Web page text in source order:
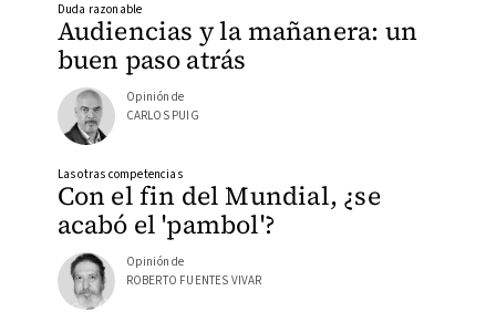
Audiencias y la mañanera: un
buen paso atrás
Duda razonable
Opinión de
CARLOS PUIG
Con el fin del Mundial, ¿se
acabó el 'pambol'?
Las otras competencias
Opinión de
ROBERTO FUENTES VIVAR